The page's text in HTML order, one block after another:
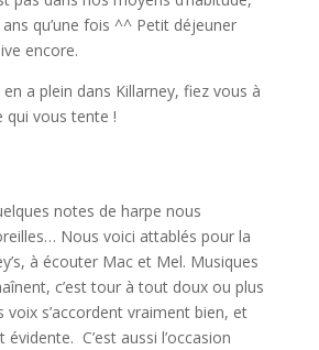
qu’une fois ^^ Petit déjeuner
encore.
a plein dans Killarney, fiez vous à
qui vous tente !
notes de harpe nous
Nous voici attablés pour la
à écouter Mac et Mel. Musiques
c’est tour à tout doux ou plus
s’accordent vraiment bien, et
C’est aussi l’occasion